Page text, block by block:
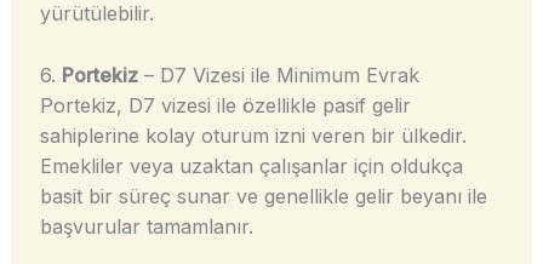
yürütülebilir.
6. Portekiz– D7 Vizesi ile Minimum Evrak
Portekiz, D7 vizesi ile özellikle pasif gelir
sahiplerine kolay oturum izni veren bir ülkedir.
Emekliler veya uzaktan çalışanlar için oldukça
basit bir süreç sunar ve genellikle gelir beyanı ile
başvurular tamamlanır.